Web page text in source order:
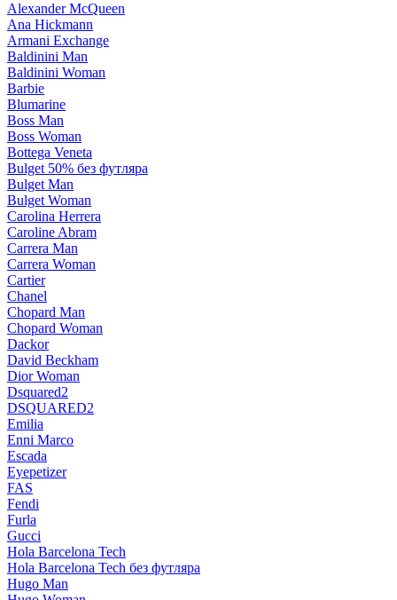
Alexander McQueen
Ana Hickmann
Armani Exchange
Baldinini Man
Baldinini Woman
Barbie
Blumarine
Boss Man
Boss Woman
Bottega Veneta
Bulget 50% без футляра
Bulget Man
Bulget Woman
Carolina Herrera
Caroline Abram
Carrera Man
Carrera Woman
Cartier
Chanel
Chopard Man
Chopard Woman
Dackor
David Beckham
Dior Woman
Dsquared2
DSQUARED2
Emilia
Enni Marco
Escada
Eyepetizer
FAS
Fendi
Furla
Gucci
Hola Barcelona Tech
Hola Barcelona Tech без футляра
Hugo Man